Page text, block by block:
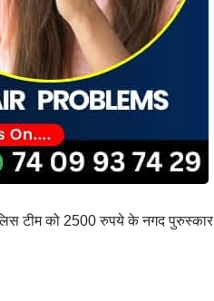
टीम को 2500 रुपये के नगद पुरुस्कार